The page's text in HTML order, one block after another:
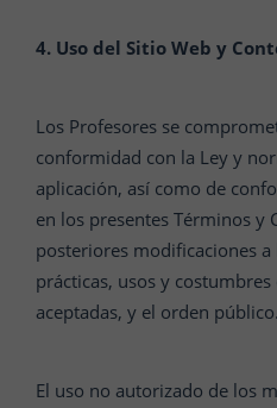
4. Uso del Sitio Web y
Los Profesores se
conformidad con la Ley y
aplicación, así como de
en los presentes Términos y
posteriores modificaciones
prácticas, usos y
aceptadas, y el orden público.
El uso no autorizado de los